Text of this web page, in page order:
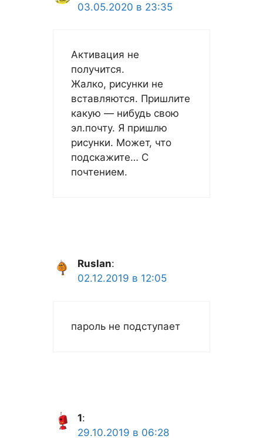
03.05.2020 в 23:35
Активация не
получится.
Жалко, рисунки не
вставляются. Пришлите
какую — нибудь свою
эл.почту. Я пришлю
рисунки. Может, что
подскажите… С
почтением.
Ruslan:
02.12.2019 в 12:05
пароль не подступает
1:
29.10.2019 в 06:28